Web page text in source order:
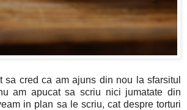
sa cred ca am ajuns din nou la sfarsitul
am apucat sa scriu nici jumatate din
in plan sa le scriu, cat despre torturi